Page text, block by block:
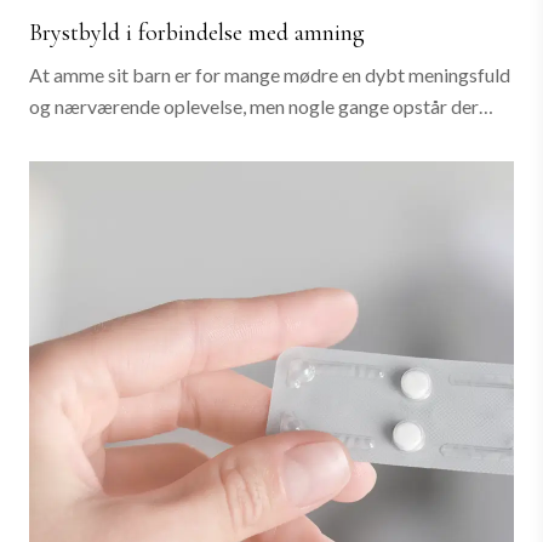
Brystbyld i forbindelse med amning
At amme sit barn er for mange mødre en dybt meningsfuld
og nærværende oplevelse, men nogle gange opstår der